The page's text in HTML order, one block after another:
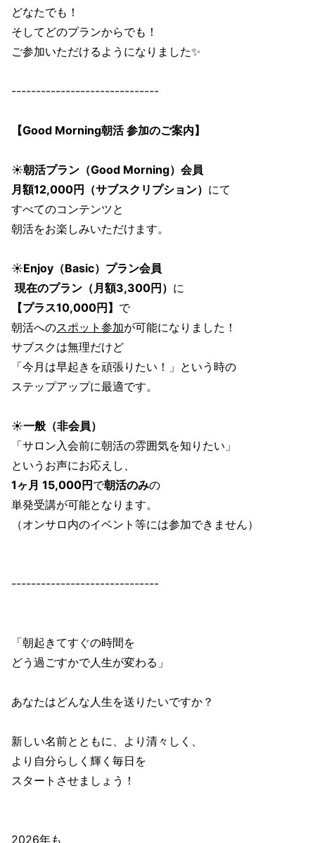
どなたでも！
そしてどのプランからでも！
ご参加いただけるようになりました✨
------------------------------
【Good Morning朝活 参加のご案内】
☀️朝活プラン（Good Morning）会員
月額12,000円（サブスクリプション） にて
すべてのコンテンツと
朝活をお楽しみいただけます。
☀️Enjoy（Basic）プラン会員
現在のプラン（月額3,300円） に
【プラス10,000円】 で
朝活へのスポット参加が可能になりました！
サブスクは無理だけど
「今月は早起きを頑張りたい！」という時の
ステップアップに最適です。
☀️一般（非会員）
「サロン入会前に朝活の雰囲気を知りたい」
というお声にお応えし、
1ヶ月 15,000円 で朝活のみの
単発受講が可能となります。
（オンサロ内のイベント等には参加できません）
------------------------------
「朝起きてすぐの時間を
どう過ごすかで人生が変わる」
あなたはどんな人生を送りたいですか？
新しい名前とともに、より清々しく、
より自分らしく輝く毎日を
スタートさせましょう！
2026年も